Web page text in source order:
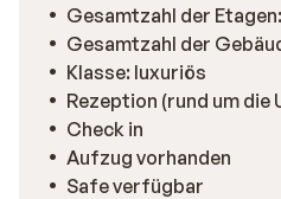
Gesamtzahl der
Gesamtzahl der
Klasse: luxuriös
Rezeption (rund um
Check in
Aufzug vorhanden
Safe verfügbar